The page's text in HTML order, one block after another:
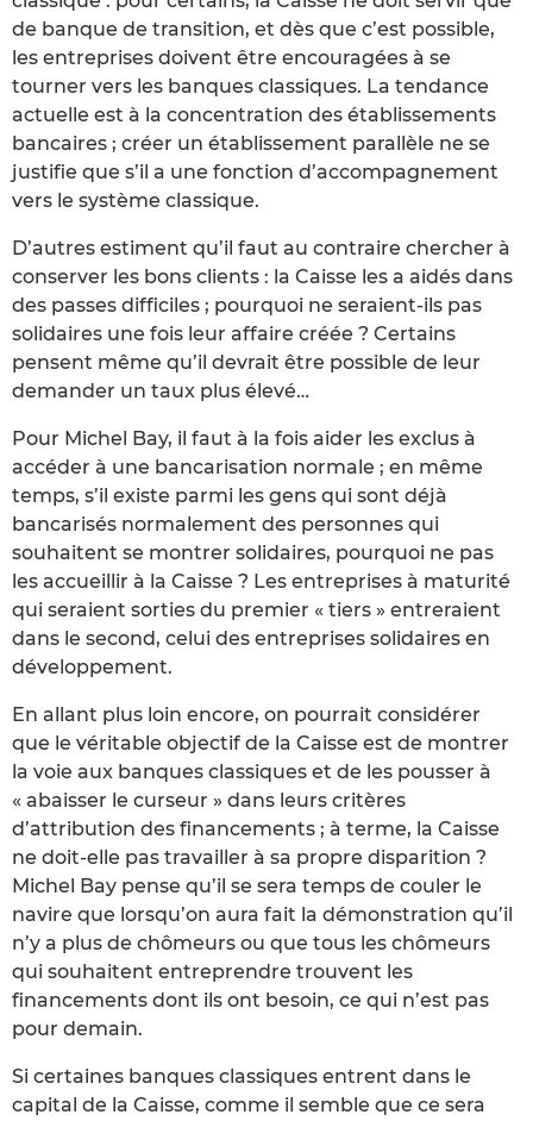
de banque de transition, et dès que c’est possible,
les entreprises doivent être encouragées à se
tourner vers les banques classiques. La tendance
actuelle est à la concentration des établissements
bancaires ; créer un établissement parallèle ne se
justifie que s’il a une fonction d’accompagnement
vers le système classique.
D’autres estiment qu’il faut au contraire chercher à
conserver les bons clients : la Caisse les a aidés dans
des passes difficiles ; pourquoi ne seraient-ils pas
solidaires une fois leur affaire créée ? Certains
pensent même qu’il devrait être possible de leur
demander un taux plus élevé…
Pour Michel Bay, il faut à la fois aider les exclus à
accéder à une bancarisation normale ; en même
temps, s’il existe parmi les gens qui sont déjà
bancarisés normalement des personnes qui
souhaitent se montrer solidaires, pourquoi ne pas
les accueillir à la Caisse ? Les entreprises à maturité
qui seraient sorties du premier « tiers » entreraient
dans le second, celui des entreprises solidaires en
développement.
En allant plus loin encore, on pourrait considérer
que le véritable objectif de la Caisse est de montrer
la voie aux banques classiques et de les pousser à
« abaisser le curseur » dans leurs critères
d’attribution des financements ; à terme, la Caisse
ne doit-elle pas travailler à sa propre disparition ?
Michel Bay pense qu’il se sera temps de couler le
navire que lorsqu’on aura fait la démonstration qu’il
n’y a plus de chômeurs ou que tous les chômeurs
qui souhaitent entreprendre trouvent les
financements dont ils ont besoin, ce qui n’est pas
pour demain.
Si certaines banques classiques entrent dans le
capital de la Caisse, comme il semble que ce sera